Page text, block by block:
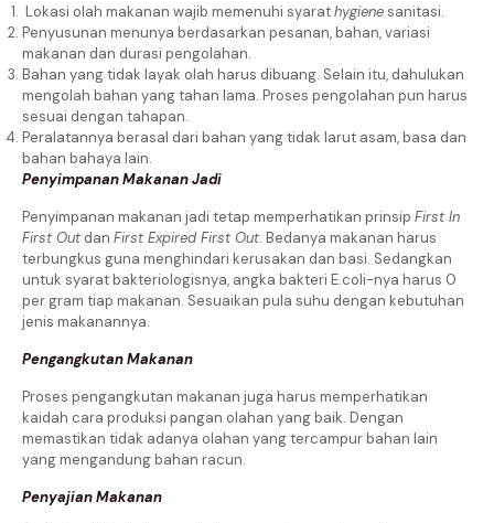
Lokasi olah makanan wajib memenuhi syarathygienesanitasi.
Penyusunan menunya berdasarkan pesanan, bahan, variasi
makanan dan durasi pengolahan.
Bahan yang tidak layak olah harus dibuang. Selain itu, dahulukan
mengolah bahan yang tahan lama. Proses pengolahan pun harus
sesuai dengan tahapan.
Peralatannya berasal dari bahan yang tidak larut asam, basa dan
bahan bahaya lain.
Penyimpanan Makanan Jadi
Penyimpanan makanan jadi tetap memperhatikan prinsip First In
First Out dan First Expired First Out. Bedanya makanan harus
terbungkus guna menghindari kerusakan dan basi. Sedangkan
untuk syarat bakteriologisnya, angka bakteri E.coli-nya harus 0
per gram tiap makanan. Sesuaikan pula suhu dengan kebutuhan
jenis makanannya.
Pengangkutan Makanan
Proses pengangkutan makanan juga harus memperhatikan
kaidah cara produksi pangan olahan yang baik. Dengan
memastikan tidak adanya olahan yang tercampur bahan lain
yang mengandung bahan racun.
Penyajian Makanan